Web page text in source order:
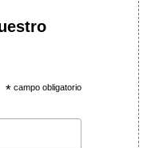
* campo obligatorio